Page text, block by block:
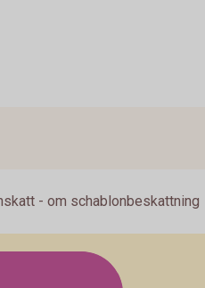
- om schablonbeskattning